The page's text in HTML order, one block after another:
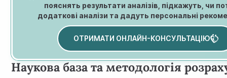
пояснять результати аналізів, підкажуть, чи
додаткові аналізи та дадуть персональні
ОТРИМАТИ ОНЛАЙН-КОНСУЛЬТАЦІЮ
Наукова база та методологія